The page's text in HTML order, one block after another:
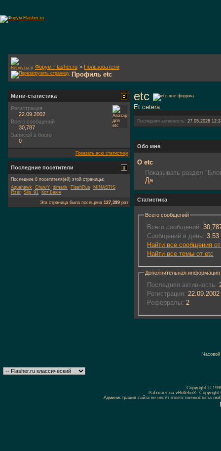
Форум Flasher.ru > Пользователи
Профиль etc
etc
Et cetera
Последняя активность: 27.05.2026
Обо мне
О etc
Показывать раздел
Да
Статистика
Всего сообщений
Всего сообщений:
Сообщений в день: 3.53
Найти все сообщения
Найти все темы от etc
Дополнительная информация
Последняя активность:
Регистрация: 22.09.2002
Реферралы: 2
Мини-статистика
Регистрация
22.09.2002
Всего сообщений
30,787
Записей в блоге
0
Показать всю статистику
Последние посетители
Последние 8 посетителя(ей) этой страницы:
Aquahawk ChuwY dimarik FlashRus
MINASTIS
Rzer Slip_91 Кот Баюн
Эта страница была посещена 127,399 раз
Copyright ©
Работает на vBulletin®.
Администрация сайта не несёт ответственности за